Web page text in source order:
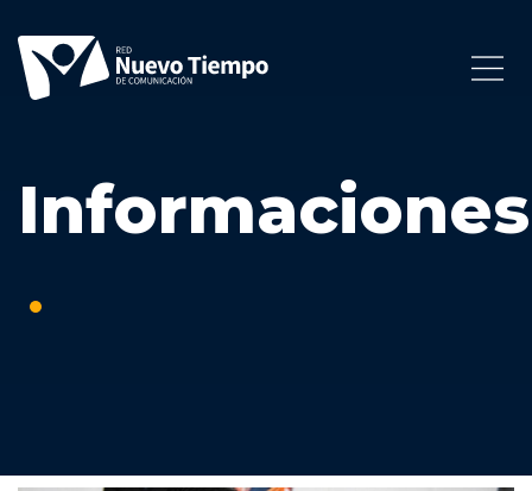
Informaciones